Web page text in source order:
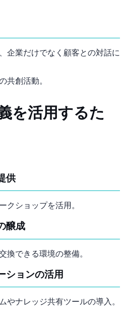
企業だけでなく顧客との対話に
共創活動。
を活用するた
供
クショップを活用。
醸成
換できる環境の整備。
ションの活用
やナレッジ共有ツールの導入。